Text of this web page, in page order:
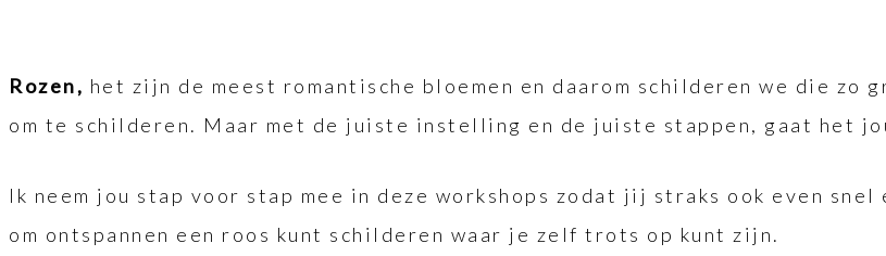
Rozen, het zijn de meest romantische bloemen en daarom schilderen we die
om te schilderen. Maar met de juiste instelling en de juiste stappen, gaat het
Ik neem jou stap voor stap mee in deze workshops zodat jij straks ook even
om ontspannen een roos kunt schilderen waar je zelf trots op kunt zijn.